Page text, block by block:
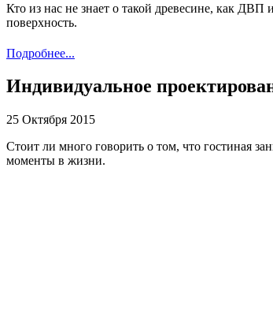
Кто из нас не знает о такой древесине, как ДВП
поверхность.
Подробнее...
Индивидуальное
25 Октября 2015
Стоит ли много говорить о том, что гостиная
моменты в жизни.